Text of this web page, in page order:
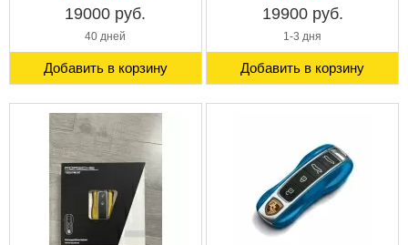
19000 руб.
40 дней
Добавить в корзину
19900 руб.
1-3 дня
Добавить в корзину